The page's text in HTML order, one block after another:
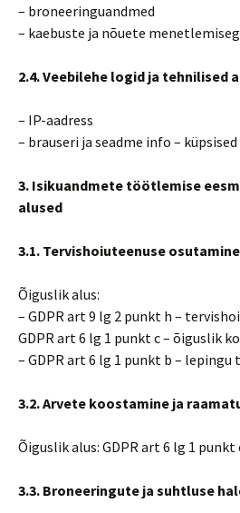
– broneeringuandmed
– kaebuste ja nõuete
2.4. Veebilehe logid ja tehnilised
– IP-aadress
– brauseri ja seadme info –
3. Isikuandmete töötlemise
alused
3.1. Tervishoiuteenuse osutamine
Õiguslik alus:
– GDPR art 9 lg 2 punkt h –
GDPR art 6 lg 1 punkt c – õiguslik
– GDPR art 6 lg 1 punkt b –
3.2. Arvete koostamine ja
Õiguslik alus: GDPR art 6 lg 1 punkt
3.3. Broneeringute ja suhtluse